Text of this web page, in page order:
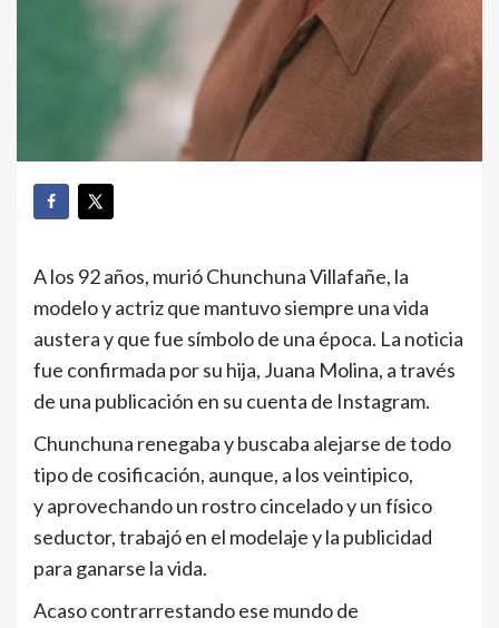
A los 92 años, murió Chunchuna Villafañe, la
modelo y actriz que mantuvo siempre una vida
austera y que fue símbolo de una época. La noticia
fue confirmada por su hija, Juana Molina, a través
de una publicación en su cuenta de Instagram.
Chunchuna renegaba y buscaba alejarse de todo
tipo de cosificación, aunque, a los veintipico,
y aprovechando un rostro cincelado y un físico
seductor, trabajó en el modelaje y la publicidad
para ganarse la vida.
Acaso contrarrestando ese mundo de